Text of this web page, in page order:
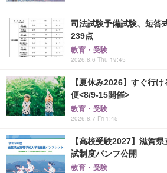
司法試験予備試験、短答
239点
教育・受験
2026.8.6 Thu 19:45
【夏休み2026】すぐ行
便<8/9-15開催>
教育・受験
2026.8.7 Fri 1:45
【高校受験2027】滋賀
試制度パンフ公開
教育・受験